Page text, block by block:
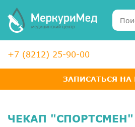
+7 (8212) 25-90-00
ЗАПИСАТЬСЯ НА
ЧЕКАП